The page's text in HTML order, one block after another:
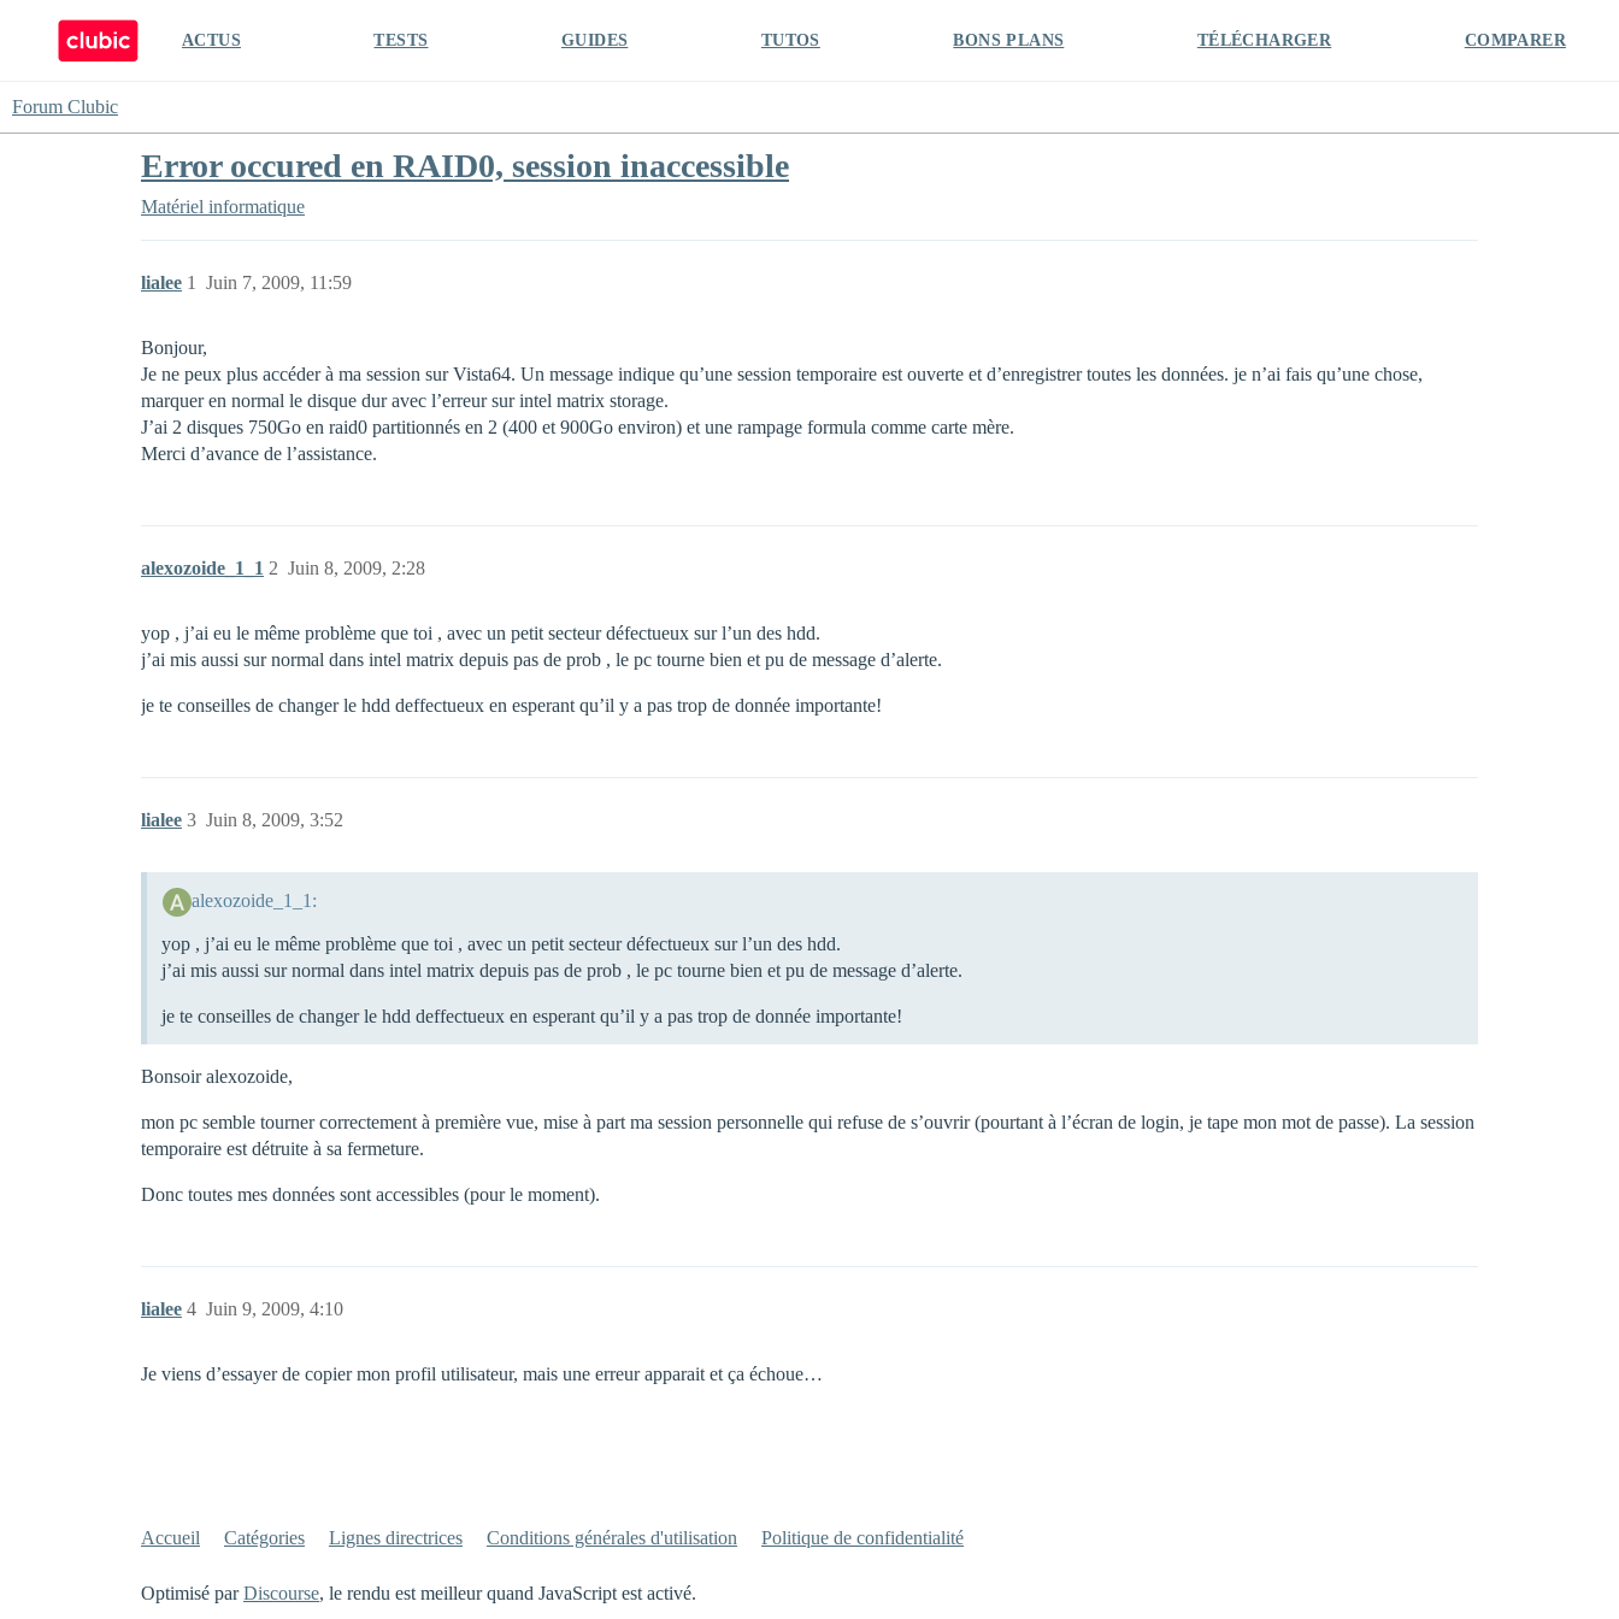
ACTUS TESTS GUIDES TUTOS BONS PLANS TÉLÉCHARGER COMPARER
Forum Clubic
Error occured en RAID0, session inaccessible
Matériel informatique
lialee Juin 7, 2009, 11:59
1
Bonjour,
Je ne peux plus accéder à ma session sur Vista64. Un message indique qu’une session temporaire est ouverte et d’enregistrer toutes les données. je n’ai fais qu’une chose,
marquer en normal le disque dur avec l’erreur sur intel matrix storage.
J’ai 2 disques 750Go en raid0 partitionnés en 2 (400 et 900Go environ) et une rampage formula comme carte mère.
Merci d’avance de l’assistance.
alexozoide_1_1 Juin 8, 2009, 2:28
2
yop , j’ai eu le même problème que toi , avec un petit secteur défectueux sur l’un des hdd.
j’ai mis aussi sur normal dans intel matrix depuis pas de prob , le pc tourne bien et pu de message d’alerte.
je te conseilles de changer le hdd deffectueux en esperant qu’il y a pas trop de donnée importante!
lialee Juin 8, 2009, 3:52
3
alexozoide_1_1:
yop , j’ai eu le même problème que toi , avec un petit secteur défectueux sur l’un des hdd.
j’ai mis aussi sur normal dans intel matrix depuis pas de prob , le pc tourne bien et pu de message d’alerte.
je te conseilles de changer le hdd deffectueux en esperant qu’il y a pas trop de donnée importante!
Bonsoir alexozoide,
mon pc semble tourner correctement à première vue, mise à part ma session personnelle qui refuse de s’ouvrir (pourtant à l’écran de login, je tape mon mot de passe). La session
temporaire est détruite à sa fermeture.
Donc toutes mes données sont accessibles (pour le moment).
lialee Juin 9, 2009, 4:10
4
Je viens d’essayer de copier mon profil utilisateur, mais une erreur apparait et ça échoue…
Accueil Catégories Lignes directrices Conditions générales d'utilisation Politique de confidentialité
Optimisé parDiscourse, le rendu est meilleur quand JavaScript est activé.